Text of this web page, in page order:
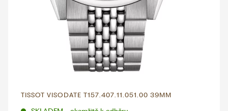
TISSOT VISODATE T157.407.11.051.00 39MM